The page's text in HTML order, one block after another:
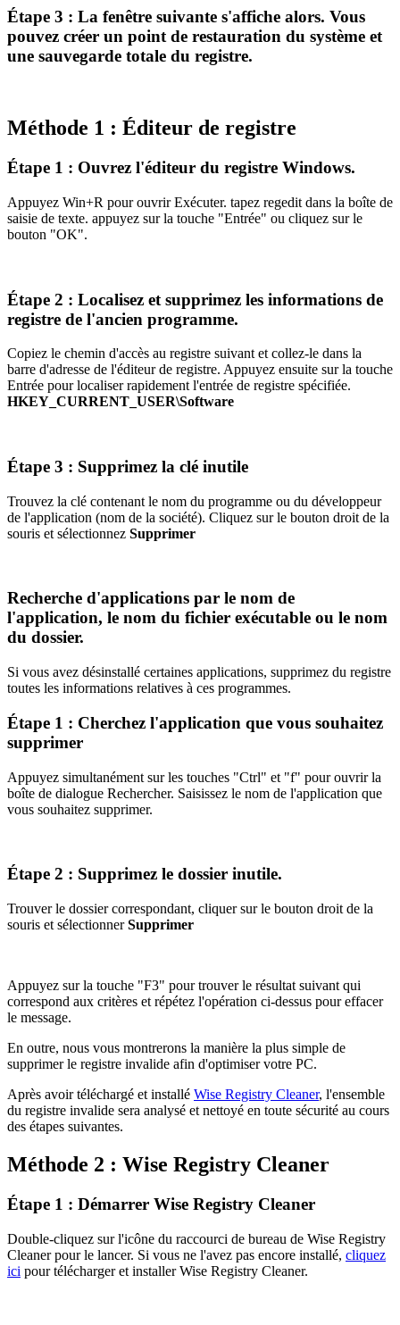
Étape 3 : La fenêtre suivante s'affiche alors. Vous
pouvez créer un point de restauration du système et
une sauvegarde totale du registre.
Méthode 1 : Éditeur de registre
Étape 1 : Ouvrez l'éditeur du registre Windows.
Appuyez Win+R pour ouvrir Exécuter. tapez regedit dans la boîte de
saisie de texte. appuyez sur la touche "Entrée" ou cliquez sur le
bouton "OK".
Étape 2 : Localisez et supprimez les informations de
registre de l'ancien programme.
Copiez le chemin d'accès au registre suivant et collez-le dans la
barre d'adresse de l'éditeur de registre. Appuyez ensuite sur la touche
Entrée pour localiser rapidement l'entrée de registre spécifiée.
HKEY_CURRENT_USER\Software
Étape 3 : Supprimez la clé inutile
Trouvez la clé contenant le nom du programme ou du développeur
de l'application (nom de la société). Cliquez sur le bouton droit de la
souris et sélectionnez Supprimer
Recherche d'applications par le nom de
l'application, le nom du fichier exécutable ou le nom
du dossier.
Si vous avez désinstallé certaines applications, supprimez du registre
toutes les informations relatives à ces programmes.
Étape 1 : Cherchez l'application que vous souhaitez
supprimer
Appuyez simultanément sur les touches "Ctrl" et "f" pour ouvrir la
boîte de dialogue Rechercher. Saisissez le nom de l'application que
vous souhaitez supprimer.
Étape 2 : Supprimez le dossier inutile.
Trouver le dossier correspondant, cliquer sur le bouton droit de la
souris et sélectionnerSupprimer
Appuyez sur la touche "F3" pour trouver le résultat suivant qui
correspond aux critères et répétez l'opération ci-dessus pour effacer
le message.
En outre, nous vous montrerons la manière la plus simple de
supprimer le registre invalide afin d'optimiser votre PC.
Après avoir téléchargé et installé Wise Registry Cleaner, l'ensemble
du registre invalide sera analysé et nettoyé en toute sécurité au cours
des étapes suivantes.
Méthode 2 : Wise Registry Cleaner
Étape 1 : Démarrer Wise Registry Cleaner
Double-cliquez sur l'icône du raccourci de bureau de Wise Registry
Cleaner pour le lancer. Si vous ne l'avez pas encore installé, cliquez
ici pour télécharger et installer Wise Registry Cleaner.